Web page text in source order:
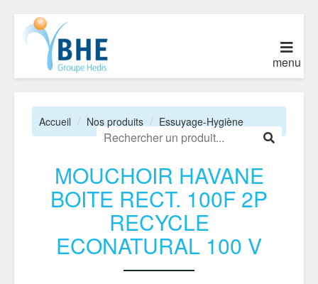
menu
Accueil Nos produits Essuyage-Hygiène
MOUCHOIR HAVANE
BOITE RECT. 100F 2P
RECYCLE
ECONATURAL 100 V